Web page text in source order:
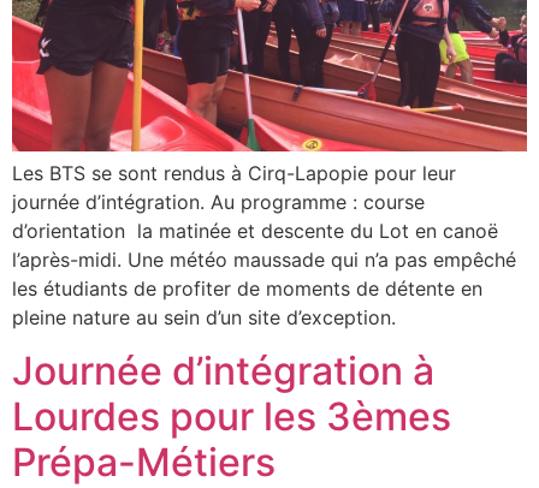
Les BTS se sont rendus à Cirq-Lapopie pour leur
journée d’intégration. Au programme : course
d’orientation la matinée et descente du Lot en canoë
l’après-midi. Une météo maussade qui n’a pas empêché
les étudiants de profiter de moments de détente en
pleine nature au sein d’un site d’exception.
Journée d’intégration à
Lourdes pour les 3èmes
Prépa-Métiers